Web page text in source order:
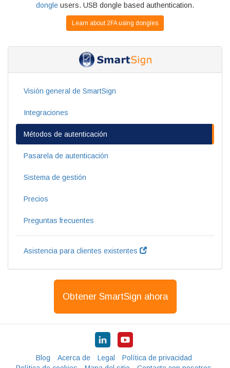
dongle users. USB dongle based authentication.
Learn about 2FA using dongles
Visión general de SmartSign
Integraciones
Métodos de autenticación
Pasarela de autenticación
Sistema de gestión
Precios
Preguntas frecuentes
Asistencia para clientes existentes
Obtener SmartSign ahora
Blog Acerca de Legal
Política de privacidad